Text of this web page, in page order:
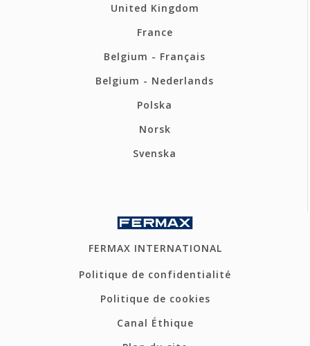
United Kingdom
France
Belgium - Français
Belgium - Nederlands
Polska
Norsk
Svenska
FERMAX INTERNATIONAL
Politique de confidentialité
Politique de cookies
Canal Éthique